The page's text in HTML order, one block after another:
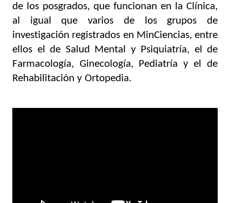
de los posgrados, que funcionan en la Clínica,
al igual que varios de los grupos de
investigación registrados en MinCiencias, entre
ellos el de Salud Mental y Psiquiatría, el de
Farmacología, Ginecología, Pediatría y el de
Rehabilitación y Ortopedia.